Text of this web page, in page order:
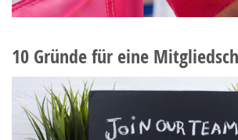
10 Gründe für eine